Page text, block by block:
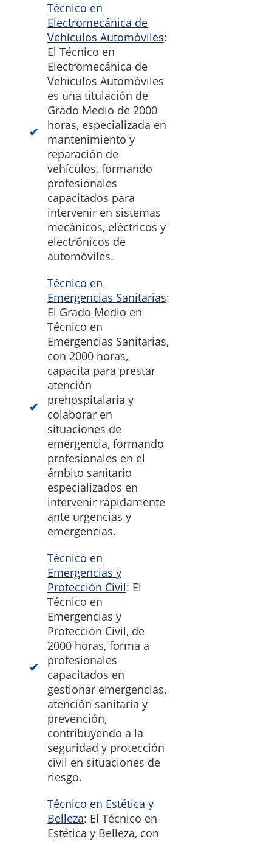
Técnico en
Electromecánica de
Vehículos Automóviles:
El Técnico en
Electromecánica de
Vehículos Automóviles
es una titulación de
Grado Medio de 2000
horas, especializada en
mantenimiento y
reparación de
vehículos, formando
profesionales
capacitados para
intervenir en sistemas
mecánicos, eléctricos y
electrónicos de
automóviles.
Técnico en
Emergencias Sanitarias:
El Grado Medio en
Técnico en
Emergencias Sanitarias,
con 2000 horas,
capacita para prestar
atención
prehospitalaria y
colaborar en
situaciones de
emergencia, formando
profesionales en el
ámbito sanitario
especializados en
intervenir rápidamente
ante urgencias y
emergencias.
Técnico en
Emergencias y
Protección Civil: El
Técnico en
Emergencias y
Protección Civil, de
2000 horas, forma a
profesionales
capacitados en
gestionar emergencias,
atención sanitaria y
prevención,
contribuyendo a la
seguridad y protección
civil en situaciones de
riesgo.
Técnico en Estética y
Belleza: El Técnico en
Estética y Belleza, con